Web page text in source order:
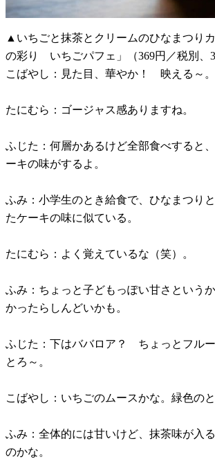
▲いちごと抹茶とクリームのひなまつり
の彩り いちごパフェ」（369円／税別、
こばやし：見た目、華やか！ 映える～。
たにむら：ゴージャス感ありますね。
ふじた：何層かあるけど全部食べすると
ーキの味がするよ。
ふみ：小学生のとき給食で、ひなまつり
たケーキの味に似ている。
たにむら：よく覚えているな（笑）。
ふみ：ちょっと子どもっぽい甘さという
かったらしんどいかも。
ふじた：下はババロア？ ちょっとフル
とろ～。
こばやし：いちごのムースかな。緑色の
ふみ：全体的には甘いけど、抹茶味が入
のかな。